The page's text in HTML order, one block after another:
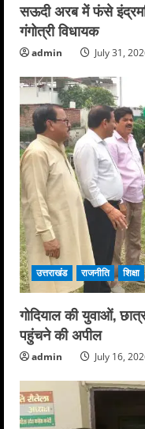
सऊदी अरब में फंसे
गंगोत्री विधायक
admin July 31,
उत्तराखंड राजनीति शिक्षा
गोदियाल की युवाओं,
पहुंचने की अपील
admin July 16,